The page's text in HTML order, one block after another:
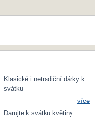
Klasické i netradiční dárky k
svátku
více
Darujte k svátku květiny